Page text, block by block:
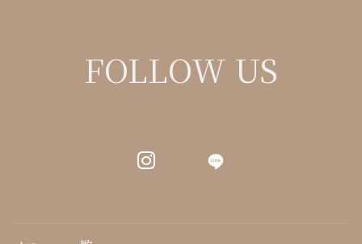
FOLLOW US
LINE